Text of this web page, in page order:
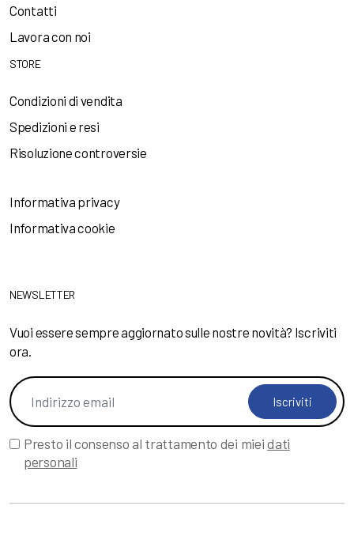
Contatti
Lavora con noi
STORE
Condizioni di vendita
Spedizioni e resi
Risoluzione controversie
Informativa privacy
Informativa cookie
NEWSLETTER
Vuoi essere sempre aggiornato sulle nostre novità? Iscriviti
ora.
Iscriviti
Presto il consenso al trattamento dei mieidati
personali